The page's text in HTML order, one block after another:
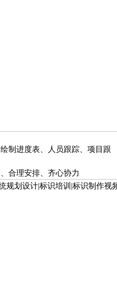
绘制进度表 人员跟踪
项目跟
合理安排 齐心协力